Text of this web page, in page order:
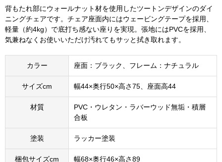
背もたれ部にウォールナット材を使用したツートンデザインのダイ
ニングチェアです。チェア座面内にはウェービングテープを採用、
軽量（約4kg）で底打ち感ない座りを実現。張地にはPVCを採用、
気兼ねなくお使いいただけ汚れてもサッと拭き取れます。
カラー 座面：ブラック、フレーム：ナチュラル
サイズcm 幅44×奥行50×高さ75、座面高44
材質
PVC・ウレタン・ラバーウッド無垢・積層
合板
塗装 ラッカー塗装
梱包サイズcm 幅68×奥行46×高さ89